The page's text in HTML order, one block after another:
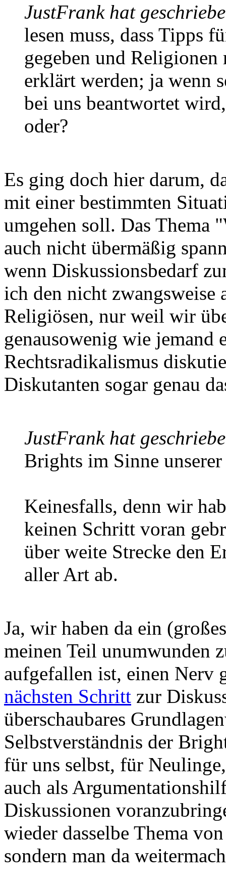
JustFrank hat
lesen muss, dass Tipps
gegeben und
erklärt werden; ja wenn
bei uns beantwortet
oder?
Es ging doch hier darum,
mit einer bestimmten
umgehen soll. Das Thema
auch nicht übermäßig
wenn Diskussionsbedarf
ich den nicht
Religiösen, nur weil wir
genausowenig wie
Rechtsradikalismus
Diskutanten sogar genau
JustFrank hat
Brights im Sinne
Keinesfalls, denn wir
keinen Schritt voran
über weite Strecke den
aller Art ab.
Ja, wir haben da ein
meinen Teil unumwunden
aufgefallen ist, einen Nerv
nächsten Schritt zur
überschaubares
Selbstverständnis der
für uns selbst, für
auch als
Diskussionen
wieder dasselbe Thema
sondern man da